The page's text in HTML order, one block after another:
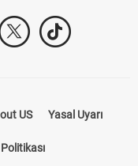
US Yasal Uyarı